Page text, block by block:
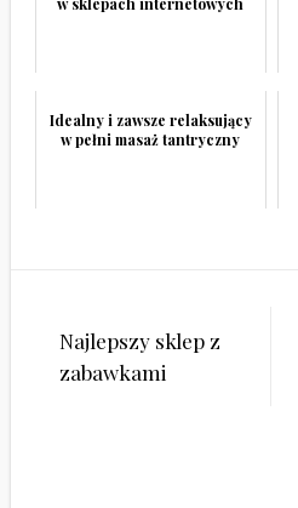
w sklepach internetowych
Idealny i zawsze relaksujący
w pełni masaż tantryczny
Nawigacja
wpisu
Najlepszy sklep z
zabawkami